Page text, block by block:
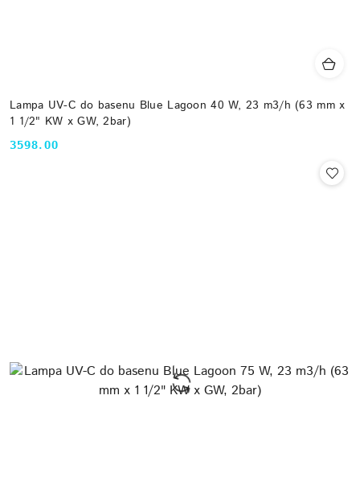
Lampa UV-C do basenu Blue Lagoon 40 W, 23 m3/h (63 mm x
1 1/2" KW x GW, 2bar)
Cena:
3598.00